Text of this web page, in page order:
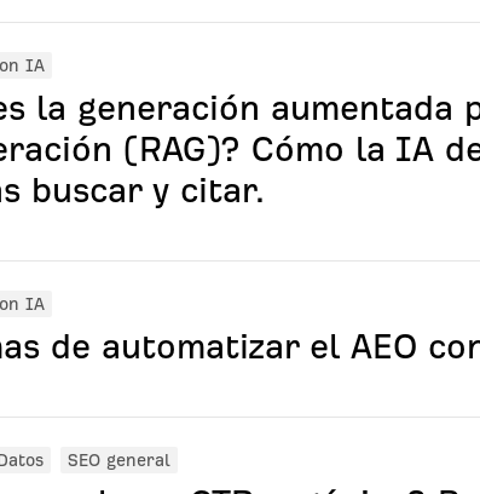
IA
la generación aumentada
(RAG)? Cómo la IA
buscar y citar.
IA
de automatizar el AEO
SEO general